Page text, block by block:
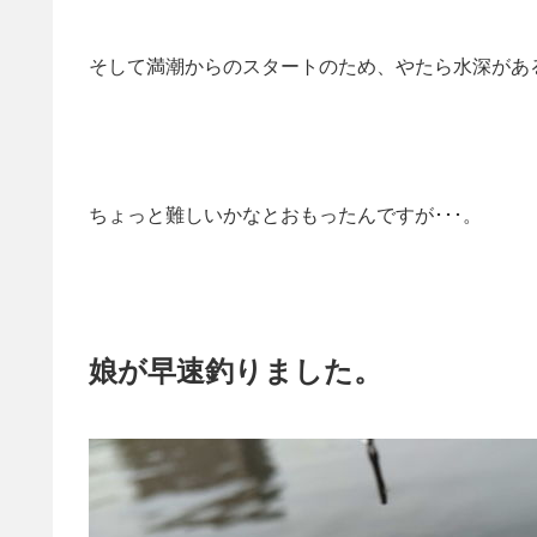
そして満潮からのスタートのため、やたら水深があ
ちょっと難しいかなとおもったんですが･･･。
娘が早速釣りました。